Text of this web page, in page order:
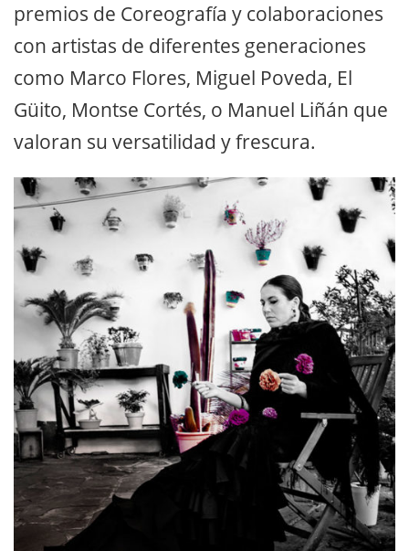
premios de Coreografía y colaboraciones
con artistas de diferentes generaciones
como Marco Flores, Miguel Poveda, El
Güito, Montse Cortés, o Manuel Liñán que
valoran su versatilidad y frescura.